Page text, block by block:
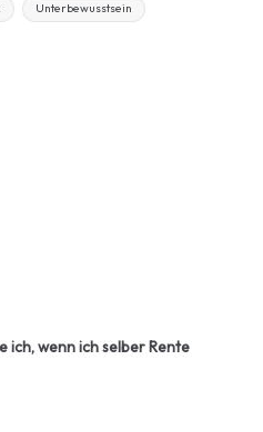
Unterbewusstsein
ich, wenn ich selber Rente